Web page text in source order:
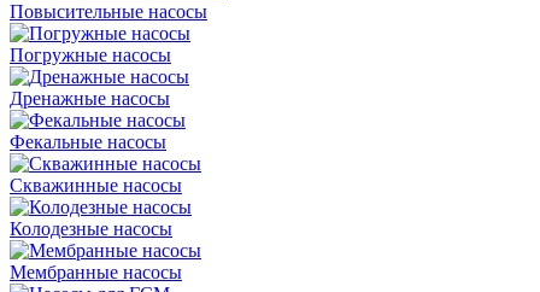
Повысительные насосы
Погружные насосы
Дренажные насосы
Фекальные насосы
Скважинные насосы
Колодезные насосы
Мембранные насосы